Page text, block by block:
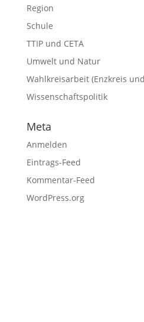
Region
Schule
TTIP und CETA
Umwelt und Natur
Wahlkreisarbeit (Enzkreis
Wissenschaftspolitik
Meta
Anmelden
Eintrags-Feed
Kommentar-Feed
WordPress.org